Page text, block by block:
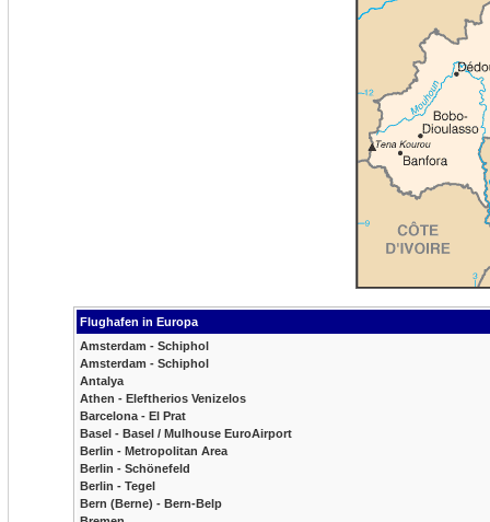
Flughafen in Europa
Amsterdam - Schiphol
Amsterdam - Schiphol
Antalya
Athen - Eleftherios Venizelos
Barcelona - El Prat
Basel - Basel / Mulhouse EuroAirport
Berlin - Metropolitan Area
Berlin - Schönefeld
Berlin - Tegel
Bern (Berne) - Bern-Belp